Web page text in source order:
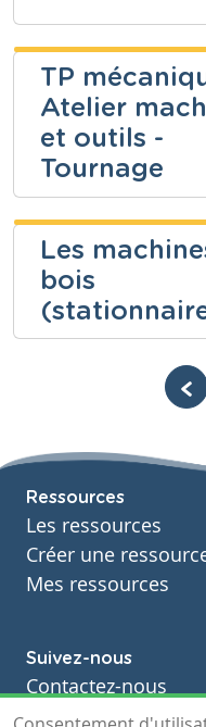
TP
Atelier
et outils -
Tournage
Marc MGY
Niveau
Secondaire
Secondaire –
tournage
Les
bois
Secondaire
Menuiserie
Année
Secondaire – Troisième
Tags
Ressources
Les ressources
Créer une
Mes ressources
Suivez-nous
Contactez-nous
Soutien scolaire